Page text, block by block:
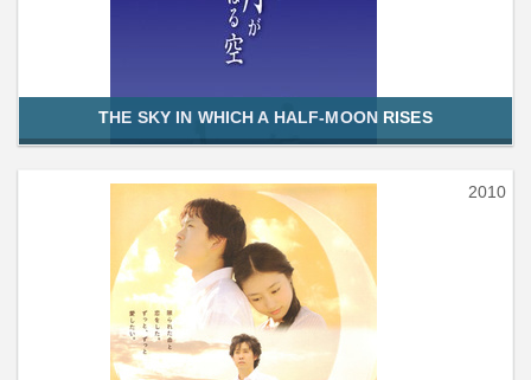
THE SKY IN WHICH A HALF-MOON RISES
2010